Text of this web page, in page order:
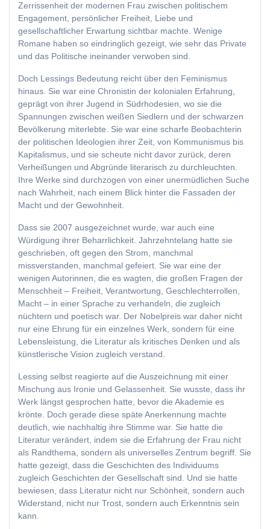
Zerrissenheit der modernen Frau zwischen politischem
Engagement, persönlicher Freiheit, Liebe und
gesellschaftlicher Erwartung sichtbar machte. Wenige
Romane haben so eindringlich gezeigt, wie sehr das Private
und das Politische ineinander verwoben sind.
Doch Lessings Bedeutung reicht über den Feminismus
hinaus. Sie war eine Chronistin der kolonialen Erfahrung,
geprägt von ihrer Jugend in Südrhodesien, wo sie die
Spannungen zwischen weißen Siedlern und der schwarzen
Bevölkerung miterlebte. Sie war eine scharfe Beobachterin
der politischen Ideologien ihrer Zeit, von Kommunismus bis
Kapitalismus, und sie scheute nicht davor zurück, deren
Verheißungen und Abgründe literarisch zu durchleuchten.
Ihre Werke sind durchzogen von einer unermüdlichen Suche
nach Wahrheit, nach einem Blick hinter die Fassaden der
Macht und der Gewohnheit.
Dass sie 2007 ausgezeichnet wurde, war auch eine
Würdigung ihrer Beharrlichkeit. Jahrzehntelang hatte sie
geschrieben, oft gegen den Strom, manchmal
missverstanden, manchmal gefeiert. Sie war eine der
wenigen Autorinnen, die es wagten, die großen Fragen der
Menschheit – Freiheit, Verantwortung, Geschlechterrollen,
Macht – in einer Sprache zu verhandeln, die zugleich
nüchtern und poetisch war. Der Nobelpreis war daher nicht
nur eine Ehrung für ein einzelnes Werk, sondern für eine
Lebensleistung, die Literatur als kritisches Denken und als
künstlerische Vision zugleich verstand.
Lessing selbst reagierte auf die Auszeichnung mit einer
Mischung aus Ironie und Gelassenheit. Sie wusste, dass ihr
Werk längst gesprochen hatte, bevor die Akademie es
krönte. Doch gerade diese späte Anerkennung machte
deutlich, wie nachhaltig ihre Stimme war. Sie hatte die
Literatur verändert, indem sie die Erfahrung der Frau nicht
als Randthema, sondern als universelles Zentrum begriff. Sie
hatte gezeigt, dass die Geschichten des Individuums
zugleich Geschichten der Gesellschaft sind. Und sie hatte
bewiesen, dass Literatur nicht nur Schönheit, sondern auch
Widerstand, nicht nur Trost, sondern auch Erkenntnis sein
kann.